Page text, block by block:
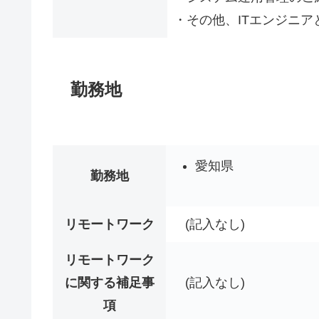
・その他、ITエンジニ
勤務地
勤務地
愛知県
リモートワーク (記入なし)
リモートワーク
に関する補足事
項
(記入なし)